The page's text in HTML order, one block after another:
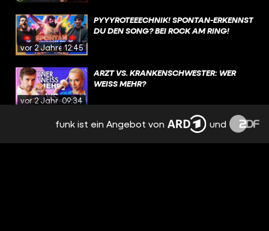
vor 2 Jahren12:45
PYYYROTEEECHNIK! SPONTAN-ERKENNST
DU DEN SONG? BEI ROCK AM RING!
vor 2 Jahren09:34
ARZT VS. KRANKENSCHWESTER: WER
WEISS MEHR?
ERKENNST DU DEN SONG? (MIT SHOKI)
funk ist ein Angebot von und